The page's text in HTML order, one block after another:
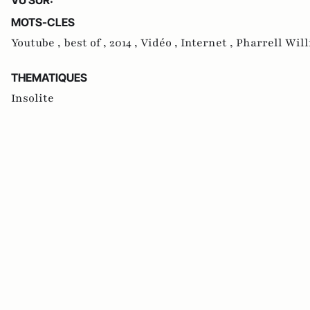
MOTS-CLES
Youtube , best of , 2014 , Vidéo , Internet , Pharrell
THEMATIQUES
Insolite